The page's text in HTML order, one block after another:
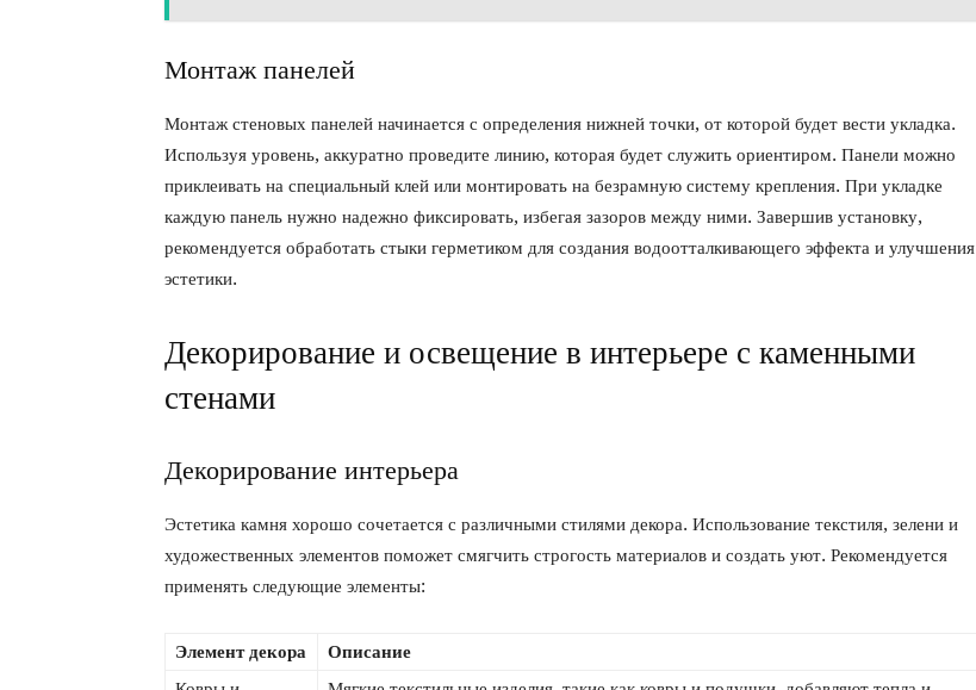
Монтаж панелей
Монтаж стеновых панелей начинается с определения нижней точки, от которой будет вести укладка.
Используя уровень, аккуратно проведите линию, которая будет служить ориентиром. Панели можно
приклеивать на специальный клей или монтировать на безрамную систему крепления. При укладке
каждую панель нужно надежно фиксировать, избегая зазоров между ними. Завершив установку,
рекомендуется обработать стыки герметиком для создания водоотталкивающего эффекта и улучшения
эстетики.
Декорирование и освещение в интерьере с каменными
стенами
Декорирование интерьера
Эстетика камня хорошо сочетается с различными стилями декора. Использование текстиля, зелени и
художественных элементов поможет смягчить строгость материалов и создать уют. Рекомендуется
применять следующие элементы:
Элемент декора
Описание